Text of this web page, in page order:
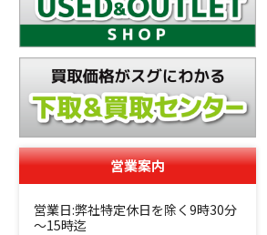
営業案内
営業日:弊社特定休日を除く9時30分
～15時迄